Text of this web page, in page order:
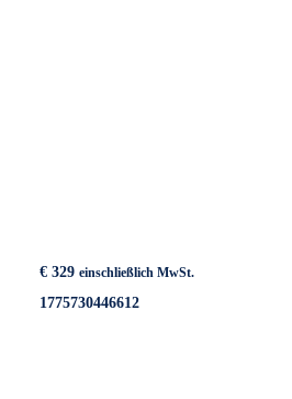
€ 329 einschließlich MwSt.
1775730446612